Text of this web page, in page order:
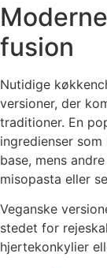
fusion
Nutidige
versioner, der
traditioner. En
ingredienser
base, mens
misopasta eller
Veganske
stedet for
hjertekonkylier